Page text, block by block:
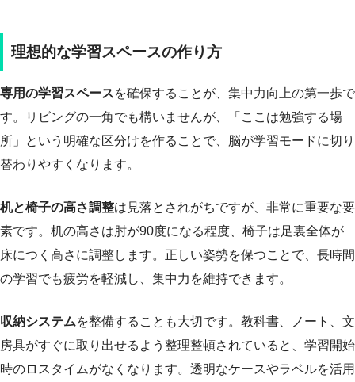
理想的な学習スペースの作り方
専用の学習スペースを確保することが、集中力向上の第一歩で
す。リビングの一角でも構いませんが、「ここは勉強する場
所」という明確な区分けを作ることで、脳が学習モードに切り
替わりやすくなります。
机と椅子の高さ調整は見落とされがちですが、非常に重要な要
素です。机の高さは肘が90度になる程度、椅子は足裏全体が
床につく高さに調整します。正しい姿勢を保つことで、長時間
の学習でも疲労を軽減し、集中力を維持できます。
収納システムを整備することも大切です。教科書、ノート、文
房具がすぐに取り出せるよう整理整頓されていると、学習開始
時のロスタイムがなくなります。透明なケースやラベルを活用